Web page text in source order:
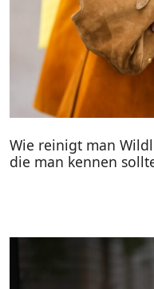
Wie reinigt man
die man kennen